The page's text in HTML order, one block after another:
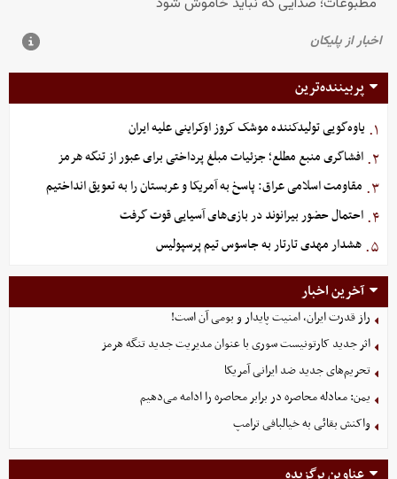
پربیننده‌ترین
۱. یاوه‌گویی تولیدکننده موشک کروز اوکراینی علیه ایران
۲. افشاگری منبع مطلع؛ جزئیات مبلغ پرداختی برای عبور از تنگه هرمز
۳. مقاومت اسلامی عراق: پاسخ به آمریکا و عربستان را به تعویق انداختیم
۴. احتمال حضور بیرانوند در بازی‌های آسیایی قوت گرفت
۵. هشدار مهدی تارتار به جاسوس تیم پرسپولیس
آخرین اخبار
راز قدرت ایران، امنیت پایدار و بومی آن است!
اثر جدید کارتونیست سوری با عنوان مدیریت جدید تنگه هرمز
تحریم‌های جدید ضد ایرانی آمریکا
یمن: معادله محاصره در برابر محاصره را ادامه می‌دهیم
واکنش بقائی به خیالبافی ترامپ